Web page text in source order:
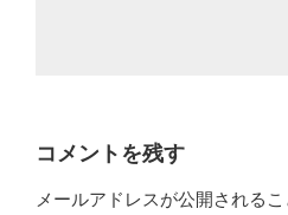
コメントを残す
メールアドレスが公開されるこ